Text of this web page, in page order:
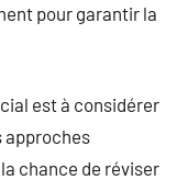
pour garantir la
est à considérer
approches
chance de réviser